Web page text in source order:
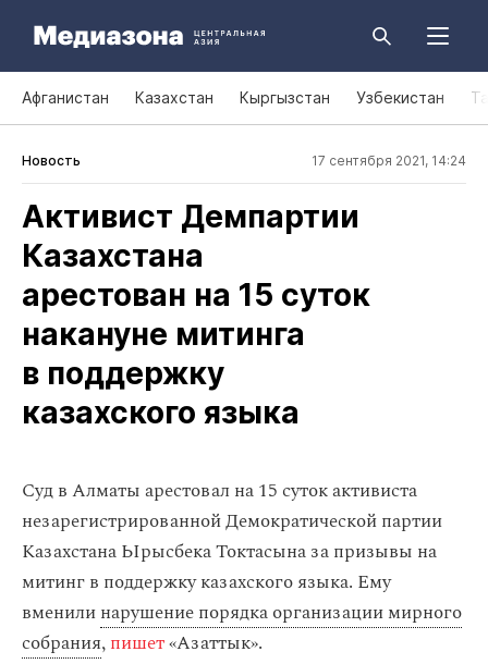
Афганистан Казахстан Кыргызстан Узбекистан
Новость 17 сентября 2021, 14:24
Активист Демпартии
Казахстана
арестован на 15 суток
накануне митинга
в поддержку
казахского языка
Суд в Алматы арестовал на 15 суток активиста
незарегистрированной Демократической партии
Казахстана Ырысбека Токтасына за призывы на
митинг в поддержку казахского языка. Ему
вменилинарушение порядка организации мирного
собрания,пишет«Азаттык».